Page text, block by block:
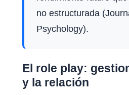
no estructurada
Psychology).
El role play:
y la relación